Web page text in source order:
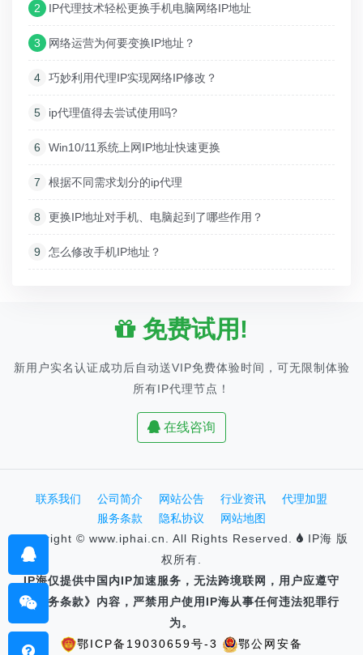
2 IP代理技术轻松更换手机电脑网络IP地址
3 网络运营为何要变换IP地址？
4 巧妙利用代理IP实现网络IP修改？
5 ip代理值得去尝试使用吗?
6 Win10/11系统上网IP地址快速更换
7 根据不同需求划分的ip代理
8 更换IP地址对手机、电脑起到了哪些作用？
9 怎么修改手机IP地址？
免费试用!
新用户实名认证成功后自动送VIP免费体验时间，可无限制体验
所有IP代理节点！
在线咨询
联系我们 公司简介 网站公告 行业资讯
代理加盟
服务条款
隐私协议
网站地图
Copyright © www.iphai.cn. All Rights Reserved.
IP海 版
权所有.
IP海仅提供中国内IP加速服务，无法跨境联网，用户应遵守
《服务条款》内容，严禁用户使用IP海从事任何违法犯罪行
为。
鄂ICP备19030659号-3
鄂公网安备